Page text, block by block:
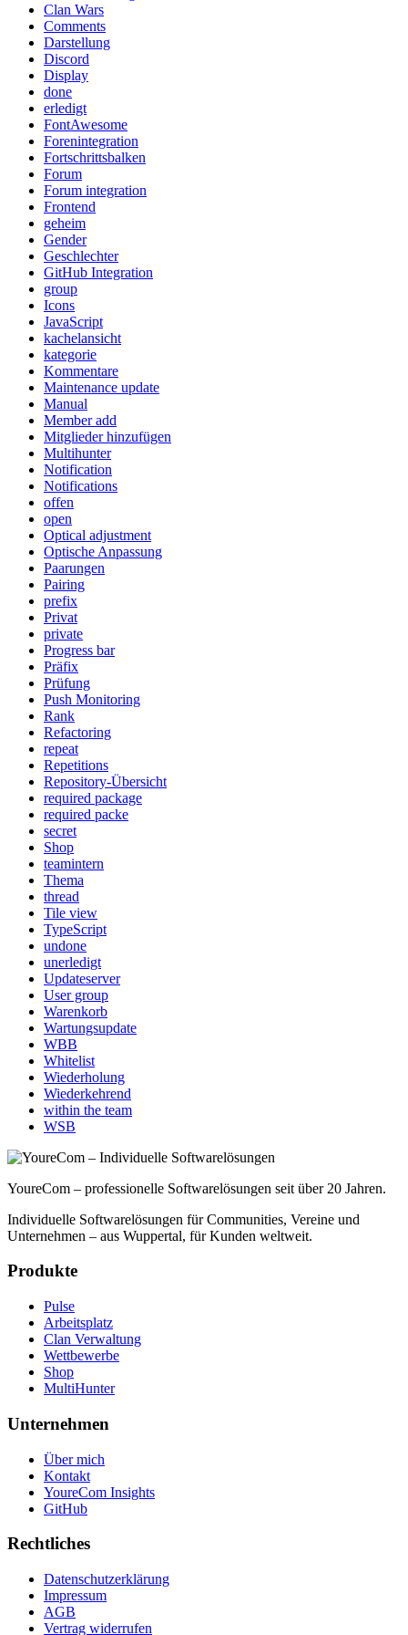
Clan Wars
Comments
Darstellung
Discord
Display
done
erledigt
FontAwesome
Forenintegration
Fortschrittsbalken
Forum
Forum integration
Frontend
geheim
Gender
Geschlechter
GitHub Integration
group
Icons
JavaScript
kachelansicht
kategorie
Kommentare
Maintenance update
Manual
Member add
Mitglieder hinzufügen
Multihunter
Notification
Notifications
offen
open
Optical adjustment
Optische Anpassung
Paarungen
Pairing
prefix
Privat
private
Progress bar
Präfix
Prüfung
Push Monitoring
Rank
Refactoring
repeat
Repetitions
Repository-Übersicht
required package
required packe
secret
Shop
teamintern
Thema
thread
Tile view
TypeScript
undone
unerledigt
Updateserver
User group
Warenkorb
Wartungsupdate
WBB
Whitelist
Wiederholung
Wiederkehrend
within the team
WSB
YoureCom – professionelle Softwarelösungen seit über 20 Jahren.
Individuelle Softwarelösungen für Communities, Vereine und
Unternehmen – aus Wuppertal, für Kunden weltweit.
Produkte
Pulse
Arbeitsplatz
Clan Verwaltung
Wettbewerbe
Shop
MultiHunter
Unternehmen
Über mich
Kontakt
YoureCom Insights
GitHub
Rechtliches
Datenschutzerklärung
Impressum
AGB
Vertrag widerrufen